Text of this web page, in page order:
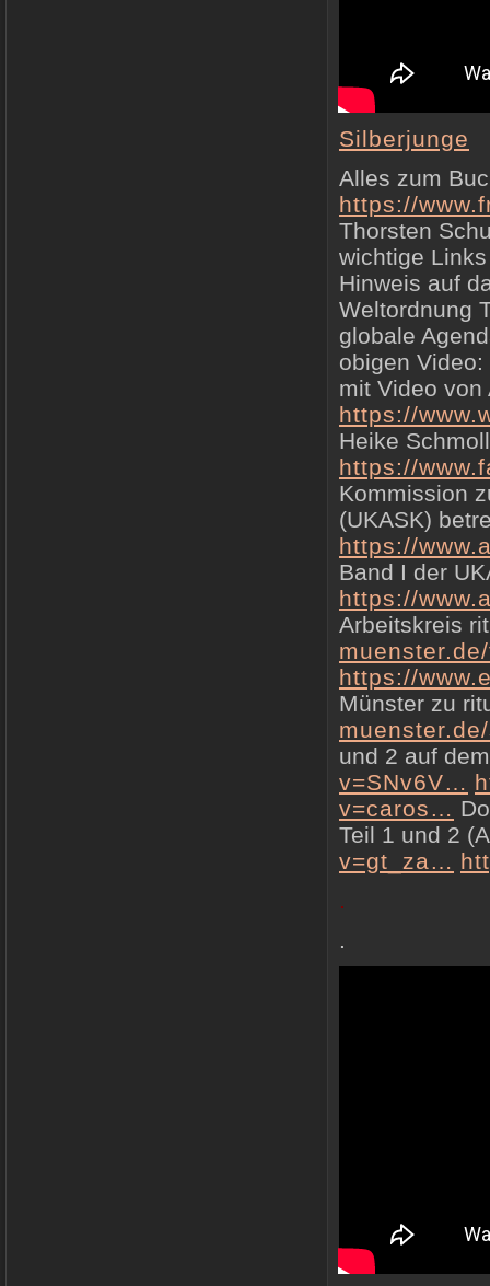
Silberjunge
Alles zum
https://
Thorsten
wichtige
Hinweis auf
Weltordnung
globale
obigen
mit Video von
https://
Heike
https://
Kommission
(UKASK)
https://
Band I der
https://
Arbeitskreis
https://
Münster zu
und 2 auf
v=SNv6V…
v=caros…
Teil 1 und 2
v=gt_za…
.
.